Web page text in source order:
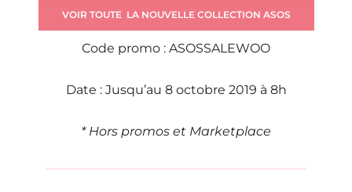
VOIR TOUTE LA NOUVELLE COLLECTION ASOS
Code promo : ASOSSALEWOO
Date : Jusqu’au 8 octobre 2019 à 8h
* Hors promos et Marketplace